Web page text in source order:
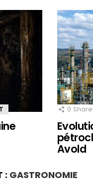
0
Avold
: GASTRONOMIE